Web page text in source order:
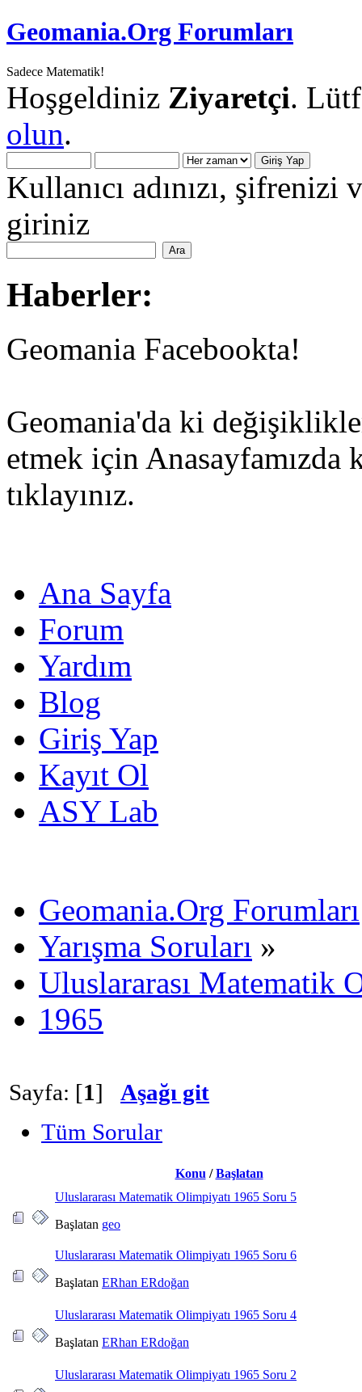
Geomania.Org Forumları
Sadece Matematik!
Hoşgeldiniz Ziyaretçi.
olun.
Kullanıcı adınızı,
giriniz
Haberler:
Geomania Facebookta!
Geomania'da ki
etmek için
tıklayınız.
Ana Sayfa
Forum
Yardım
Blog
Giriş Yap
Kayıt Ol
ASY Lab
Geomania.Org Forumları
Yarışma Soruları »
Uluslararası Matematik
1965
Sayfa: [1] Aşağı git
Tüm Sorular
Konu /Başlatan
Uluslararası Matematik Olimpiyatı 1965 Soru 5
Başlatan geo
Uluslararası Matematik Olimpiyatı 1965 Soru 6
Başlatan ERhan ERdoğan
Uluslararası Matematik Olimpiyatı 1965 Soru 4
Başlatan ERhan ERdoğan
Uluslararası Matematik Olimpiyatı 1965 Soru 2